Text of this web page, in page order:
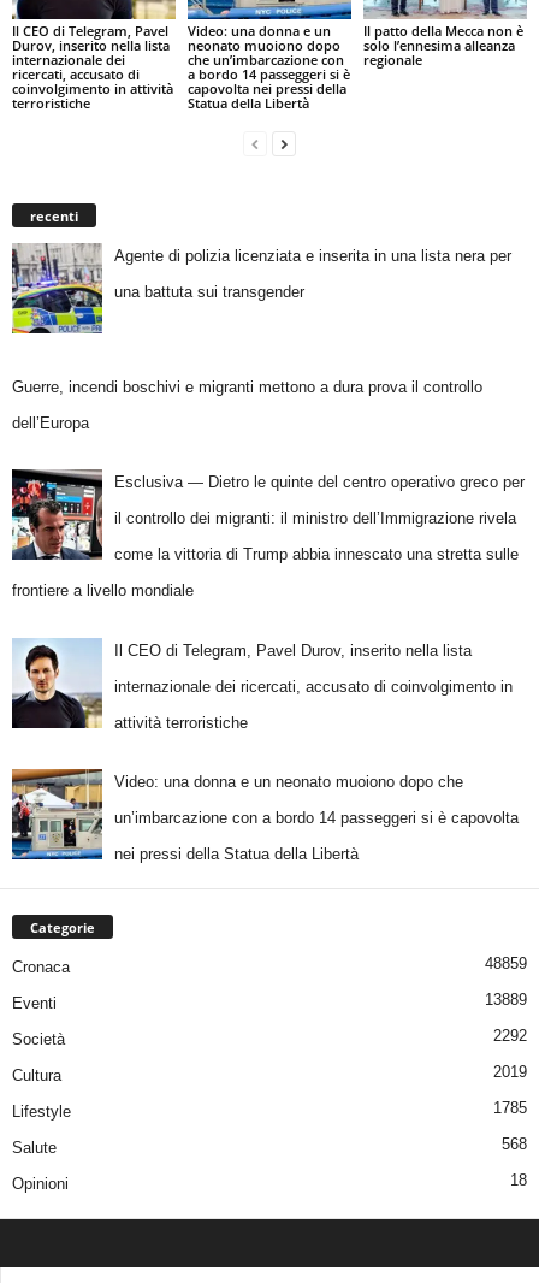
Il CEO di Telegram, Pavel
Durov, inserito nella lista
internazionale dei
ricercati, accusato di
coinvolgimento in attività
terroristiche
Video: una donna e un
neonato muoiono dopo
che un’imbarcazione con
a bordo 14 passeggeri si è
capovolta nei pressi della
Statua della Libertà
Il patto della Mecca non è
solo l’ennesima alleanza
regionale
recenti
Agente di polizia licenziata e inserita in una lista nera per
una battuta sui transgender
Guerre, incendi boschivi e migranti mettono a dura prova il controllo
dell’Europa
Esclusiva — Dietro le quinte del centro operativo greco per
il controllo dei migranti: il ministro dell’Immigrazione rivela
come la vittoria di Trump abbia innescato una stretta sulle
frontiere a livello mondiale
Il CEO di Telegram, Pavel Durov, inserito nella lista
internazionale dei ricercati, accusato di coinvolgimento in
attività terroristiche
Video: una donna e un neonato muoiono dopo che
un’imbarcazione con a bordo 14 passeggeri si è capovolta
nei pressi della Statua della Libertà
Categorie
Cronaca 48859
Eventi 13889
Società 2292
Cultura 2019
Lifestyle 1785
Salute 568
Opinioni 18